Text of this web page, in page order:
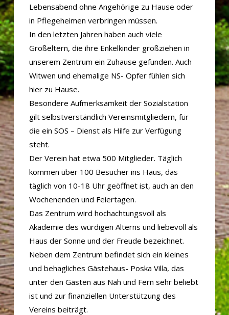
Lebensabend ohne Angehörige zu Hause oder
in Pflegeheimen verbringen müssen.
In den letzten Jahren haben auch viele
Großeltern, die ihre Enkelkinder großziehen in
unserem Zentrum ein Zuhause gefunden. Auch
Witwen und ehemalige NS- Opfer fühlen sich
hier zu Hause.
Besondere Aufmerksamkeit der Sozialstation
gilt selbstverständlich Vereinsmitgliedern, für
die ein SOS – Dienst als Hilfe zur Verfügung
steht.
Der Verein hat etwa 500 Mitglieder. Täglich
kommen über 100 Besucher ins Haus, das
täglich von 10-18 Uhr geöffnet ist, auch an den
Wochenenden und Feiertagen.
Das Zentrum wird hochachtungsvoll als
Akademie des würdigen Alterns und liebevoll als
Haus der Sonne und der Freude bezeichnet.
Neben dem Zentrum befindet sich ein kleines
und behagliches Gästehaus- Poska Villa, das
unter den Gästen aus Nah und Fern sehr beliebt
ist und zur finanziellen Unterstützung des
Vereins beiträgt.